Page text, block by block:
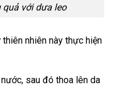
quả với dưa leo
nhiên này thực hiện
sau đó thoa lên da